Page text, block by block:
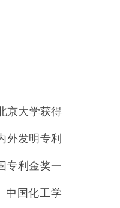
京大学获得
外发明专利
专利金奖一
中国化工学